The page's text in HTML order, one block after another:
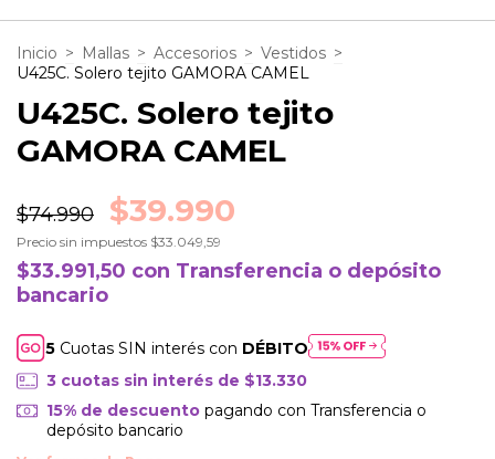
Inicio > Mallas > Accesorios > Vestidos >
U425C. Solero tejito GAMORA CAMEL
U425C. Solero tejito
GAMORA CAMEL
$74.990 $39.990
Precio sin impuestos $33.049,59
$33.991,50 con Transferencia o depósito
bancario
Cuotas SIN interés con DÉBITO
3 cuotas sin interés de $13.330
15% de descuentopagando con Transferencia o
depósito bancario